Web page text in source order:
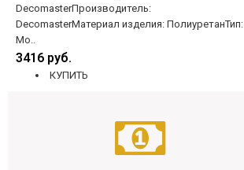
DecomasterПроизводитель:
DecomasterМатериал изделия: ПолиуретанТип:
Мо..
3416 руб.
КУПИТЬ